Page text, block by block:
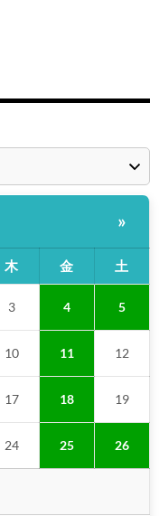
»
木 金 土
3 4 5
10 11 12
17 18 19
24 25 26